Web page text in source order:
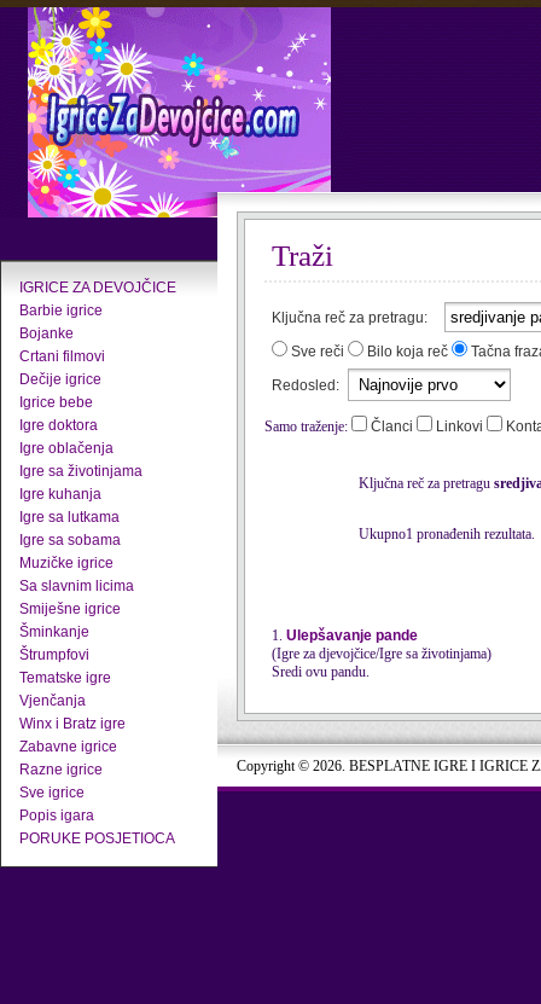
IGRICE ZA DEVOJČICE
Barbie igrice
Bojanke
Crtani filmovi
Dečije igrice
Igrice bebe
Igre doktora
Igre oblačenja
Igre sa životinjama
Igre kuhanja
Igre sa lutkama
Igre sa sobama
Muzičke igrice
Sa slavnim licima
Smiješne igrice
Šminkanje
Štrumpfovi
Tematske igre
Vjenčanja
Winx i Bratz igre
Zabavne igrice
Razne igrice
Sve igrice
Popis igara
PORUKE POSJETIOCA
Traži
Ključna reč za pretragu:
Sve reči
Bilo koja reč
Tačna
Redosled:
Samo traženje: Članci Linkovi
Ključna reč za pretragu
Ukupno1 pronađenih rezultata.
1. Ulepšavanje pande
(Igre za djevojčice/Igre sa životinjama)
Sredi ovu pandu.
Copyright © 2026. BESPLATNE IGRE I IGRICE